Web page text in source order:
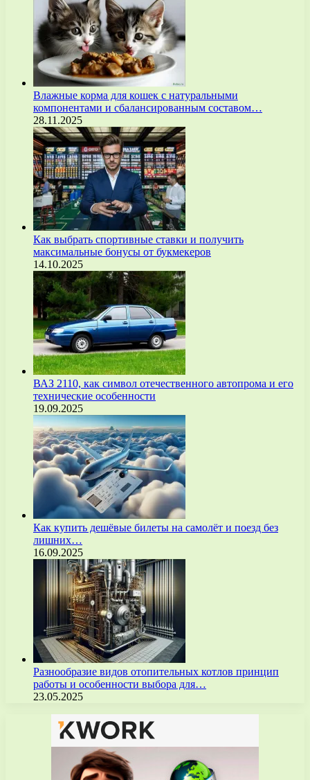
Влажные корма для кошек с натуральными
компонентами и сбалансированным составом…
28.11.2025
Как выбрать спортивные ставки и получить
максимальные бонусы от букмекеров
14.10.2025
ВАЗ 2110, как символ отечественного автопрома и его
технические особенности
19.09.2025
Как купить дешёвые билеты на самолёт и поезд без
лишних…
16.09.2025
Разнообразие видов отопительных котлов принцип
работы и особенности выбора для…
23.05.2025